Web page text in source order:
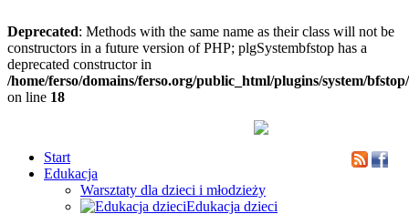
Deprecated: Methods with the same name as their class will not be
constructors in a future version of PHP; plgSystembfstop has a
deprecated constructor in
/home/ferso/domains/ferso.org/public_html/plugins/system/
on line 18
Start
Edukacja
Warsztaty dla dzieci i młodzieży
Edukacja dzieci